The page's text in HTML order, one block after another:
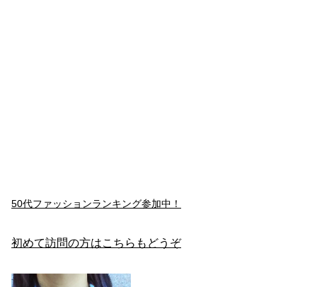
50代ファッションランキング参加中！
初めて訪問の方はこちらもどうぞ